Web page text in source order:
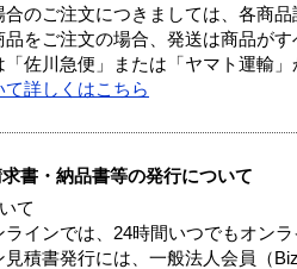
のご注文につきましては、各商
品をご注文の場合、発送は商品がす
佐川急便」または「ヤマト運輸
て詳しくはこちら
書・納品書等の発行について
て
インでは、24時間いつでもオン
積書発行には、一般法人会員（